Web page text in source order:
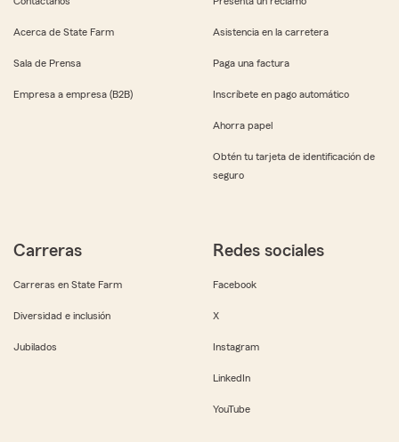
Acerca de State Farm
Sala de Prensa
Empresa a empresa (B2B)
Asistencia en la carretera
Paga una factura
Inscríbete en pago automático
Ahorra papel
Obtén tu tarjeta de identificación de
seguro
Carreras
Carreras en State Farm
Diversidad e inclusión
Jubilados
Redes sociales
Facebook
X
Instagram
LinkedIn
YouTube